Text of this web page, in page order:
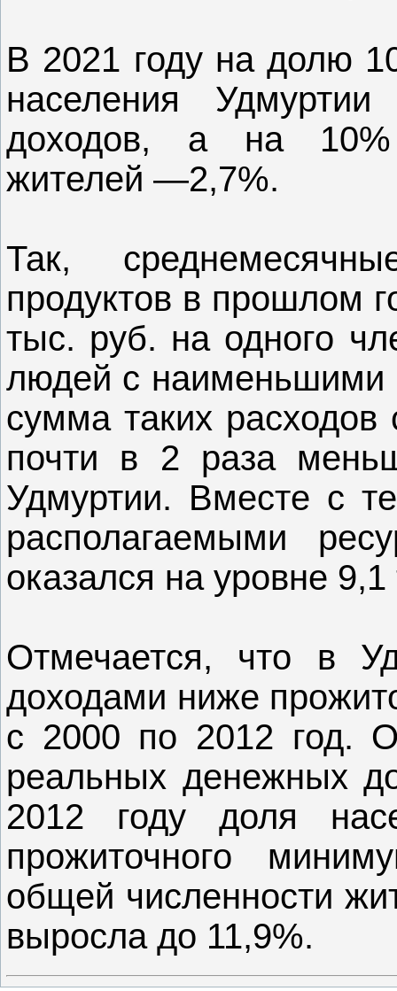
В 2021 году на долю
населения
доходов, а на 10%
жителей —2,7%.
Так,
продуктов в прошлом
тыс. руб. на одного
людей с наименьшими
сумма таких расходов
почти в 2 раза
Удмуртии. Вместе с
располагаемыми
оказался на уровне
Отмечается, что в
доходами ниже
с 2000 по 2012 год.
реальных денежных
2012 году доля
прожиточного
общей численности
выросла до 11,9%.